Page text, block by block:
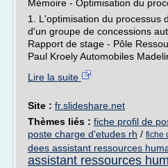
Mémoire - Optimisation du
1. L'optimisation du processus
d'un groupe de concessions
Rapport de stage - Pôle
Paul Kroely Automobiles
Lire la suite
Site : fr.slideshare.net
Thèmes liés : fiche profil de
poste charge d'etudes rh / fiche
dees assistant ressources
assistant ressources